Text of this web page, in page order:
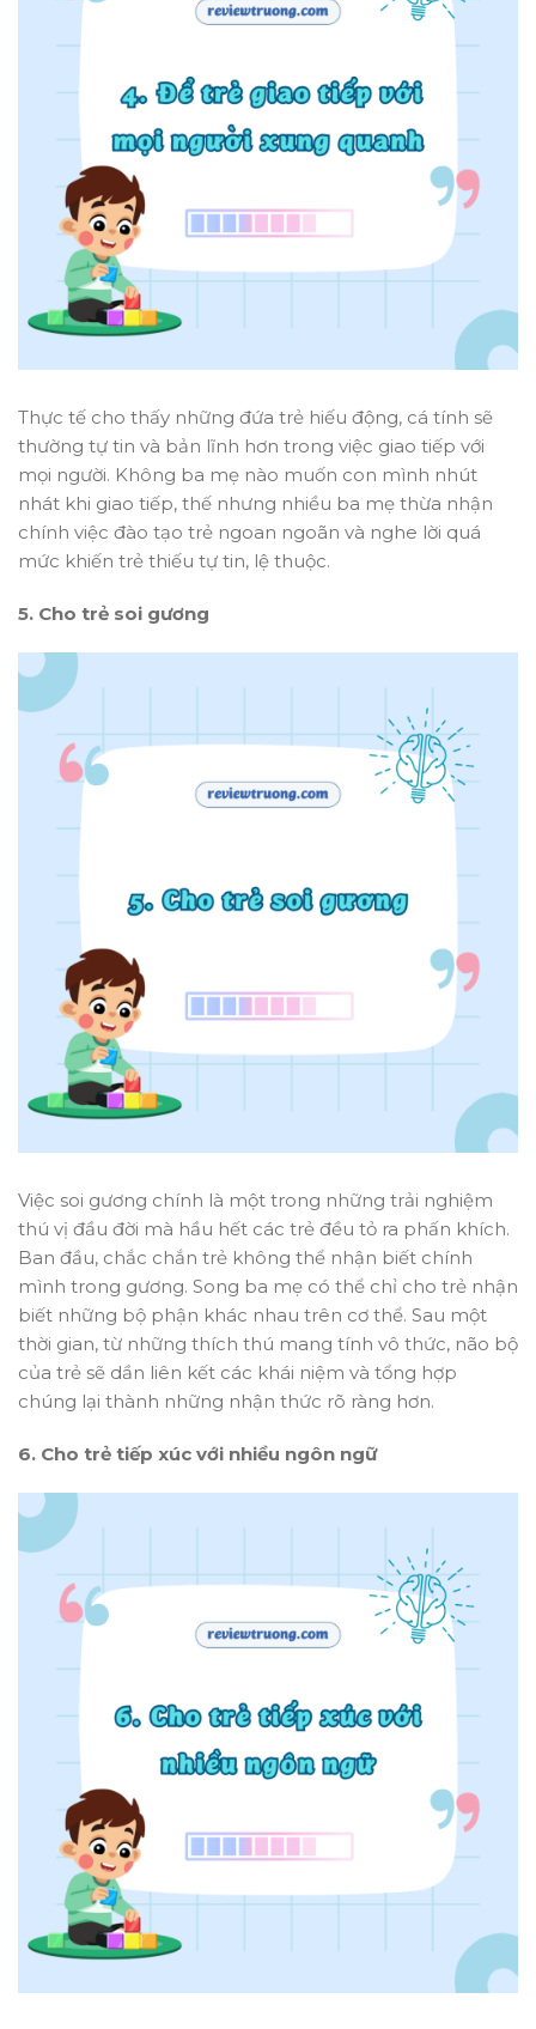
Thực tế cho thấy những đứa trẻ hiếu động, cá tính sẽ
thường tự tin và bản lĩnh hơn trong việc giao tiếp với
mọi người. Không ba mẹ nào muốn con mình nhút
nhát khi giao tiếp, thế nhưng nhiều ba mẹ thừa nhận
chính việc đào tạo trẻ ngoan ngoãn và nghe lời quá
mức khiến trẻ thiếu tự tin, lệ thuộc.
5. Cho trẻ soi gương
Việc soi gương chính là một trong những trải nghiệm
thú vị đầu đời mà hầu hết các trẻ đều tỏ ra phấn khích.
Ban đầu, chắc chắn trẻ không thể nhận biết chính
mình trong gương. Song ba mẹ có thể chỉ cho trẻ nhận
biết những bộ phận khác nhau trên cơ thể. Sau một
thời gian, từ những thích thú mang tính vô thức, não bộ
của trẻ sẽ dần liên kết các khái niệm và tổng hợp
chúng lại thành những nhận thức rõ ràng hơn.
6. Cho trẻ tiếp xúc với nhiều ngôn ngữ